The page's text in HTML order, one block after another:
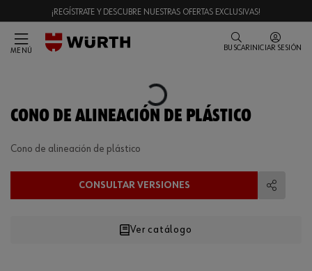
¡REGÍSTRATE Y DESCUBRE NUESTRAS OFERTAS EXCLUSIVAS!
MENÚ BUSCAR INICIAR SESIÓN
Loading...
CONO DE ALINEACIÓN DE PLÁSTICO
Cono de alineación de plástico
CONSULTAR VERSIONES
Ver catálogo